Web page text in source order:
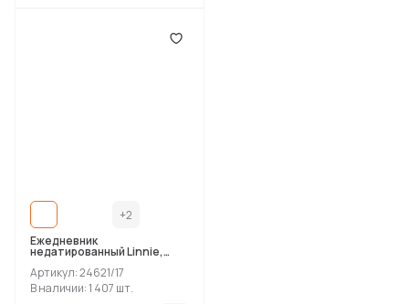
+2
Ежедневник
недатированный Linnie,
формат А5, в линейку
Артикул: 24621/17
В наличии: 1 407 шт.